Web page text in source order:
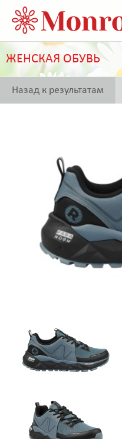
ЖЕНСКАЯ ОБУВЬ
Назад к результатам